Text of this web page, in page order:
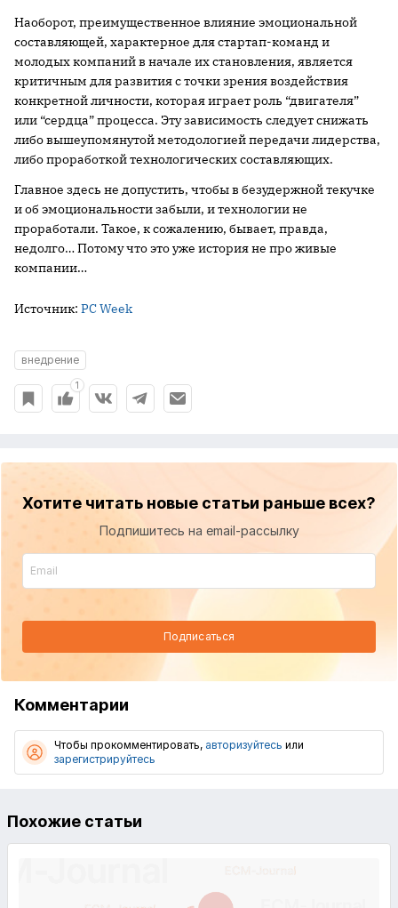
Наоборот, преимущественное влияние эмоциональной
составляющей, характерное для стартап-команд и
молодых компаний в начале их становления, является
критичным для развития с точки зрения воздействия
конкретной личности, которая играет роль “двигателя”
или “сердца” процесса. Эту зависимость следует снижать
либо вышеупомянутой методологией передачи лидерства,
либо проработкой технологических составляющих.
Главное здесь не допустить, чтобы в безудержной текучке
и об эмоциональности забыли, и технологии не
проработали. Такое, к сожалению, бывает, правда,
недолго… Потому что это уже история не про живые
компании…
Источник: PC Week
внедрение
1
Хотите читать новые статьи раньше всех?
Подпишитесь на email-рассылку
Подписаться
Комментарии
Чтобы прокомментировать, авторизуйтесь или
зарегистрируйтесь
Похожие статьи